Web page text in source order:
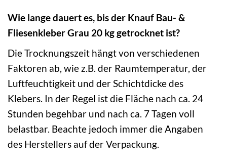
Wie lange dauert es, bis der Knauf Bau- &
Fliesenkleber Grau 20 kg getrocknet ist?
Die Trocknungszeit hängt von verschiedenen
Faktoren ab, wie z.B. der Raumtemperatur, der
Luftfeuchtigkeit und der Schichtdicke des
Klebers. In der Regel ist die Fläche nach ca. 24
Stunden begehbar und nach ca. 7 Tagen voll
belastbar. Beachte jedoch immer die Angaben
des Herstellers auf der Verpackung.